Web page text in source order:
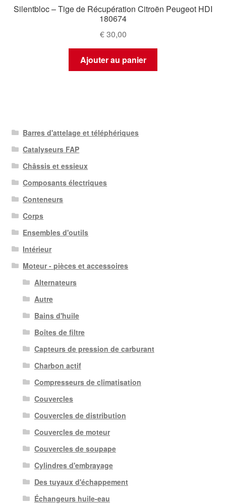
Silentbloc – Tige de Récupération Citroën Peugeot HDI
180674
€30,00
Ajouter au panier
Barres d'attelage et téléphériques
Catalyseurs FAP
Châssis et essieux
Composants électriques
Conteneurs
Corps
Ensembles d'outils
Intérieur
Moteur - pièces et accessoires
Alternateurs
Autre
Bains d'huile
Boîtes de filtre
Capteurs de pression de carburant
Charbon actif
Compresseurs de climatisation
Couvercles
Couvercles de distribution
Couvercles de moteur
Couvercles de soupape
Cylindres d'embrayage
Des tuyaux d'échappement
Échangeurs huile-eau